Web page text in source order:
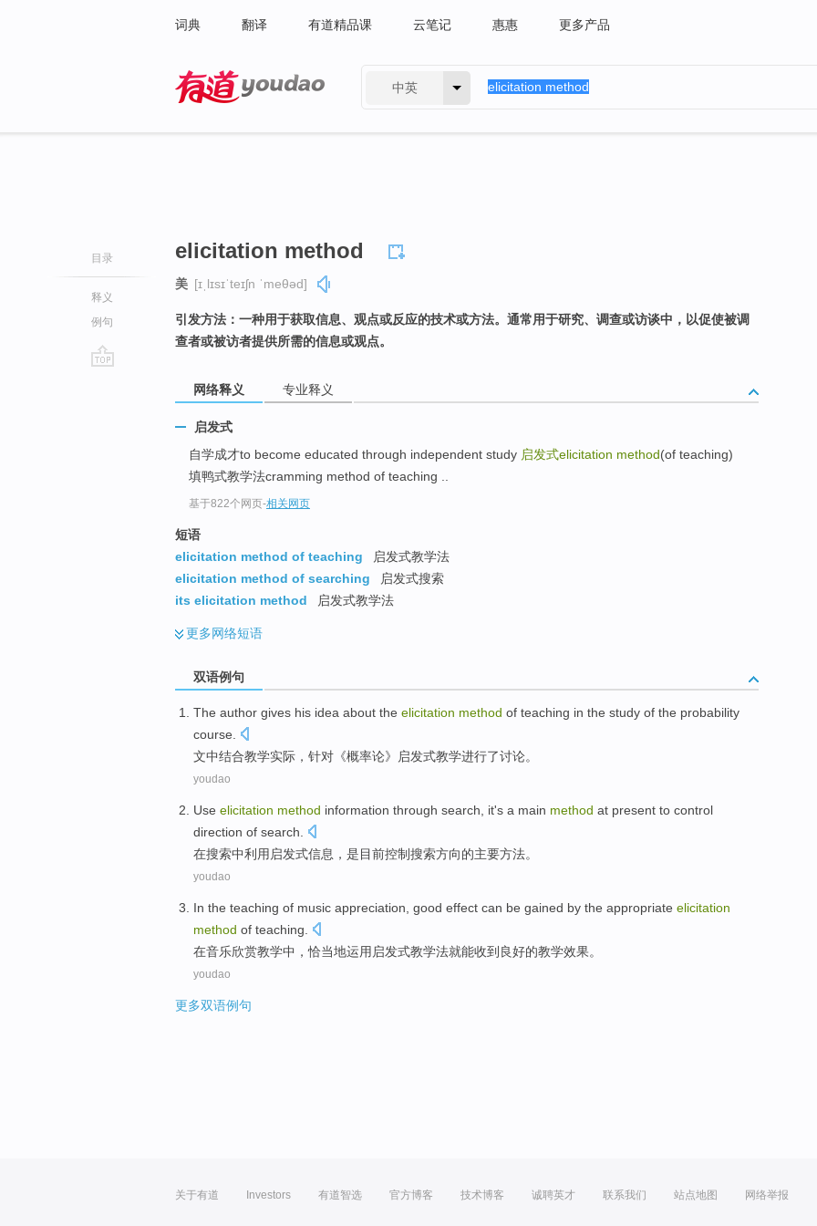
词典 翻译 有道精品课 云笔记 惠惠 更多产品
中英
目录
释义
例句
elicitation method
美 [ɪˌlɪsɪˈteɪʃn ˈmeθəd]
引发方法：一种用于获取信息、观点或反应的技术或方法。通常用于研究、调查或访谈中，以促使被调
查者或被访者提供所需的信息或观点。
网络释义 专业释义
启发式
自学成才to become educated through independent study 启发式elicitation method(of teaching)
填鸭式教学法cramming method of teaching ..
基于822个网页-相关网页
短语
elicitation method of teaching
启发式教学法
elicitation method of searching
启发式搜索
its elicitation method
启发式教学法
更多网络短语
双语例句
The author gives his idea about the elicitation method of teaching in the study of the probability
course.
文中结合教学实际，针对《概率论》 启发式教学进行了讨论。
youdao
Use elicitation method information through search it's a main method at present to control
direction of search.
在搜索中利用 启发式信息 ， 是目前控制搜索方向的主要方法。
youdao
In the teaching of music appreciation good effect can be gained by the appropriate elicitation
method of teaching
在音乐欣赏教学中，恰当地运用 启发式教学法就能收到 良好的教学效果。
youdao
更多双语例句
关于有道 Investors 有道智选 官方博客 技术博客 诚聘英才 联系我们 站点地图 网络举报